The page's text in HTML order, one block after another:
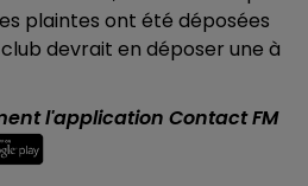
plaintes ont été déposées
devrait en déposer une à
l'application Contact FM